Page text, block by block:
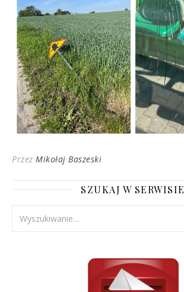
Przez Mikołaj Baszeski
SZUKAJ W SERWISIE